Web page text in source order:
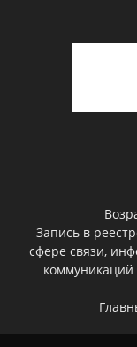
Запись в
сфере связи,